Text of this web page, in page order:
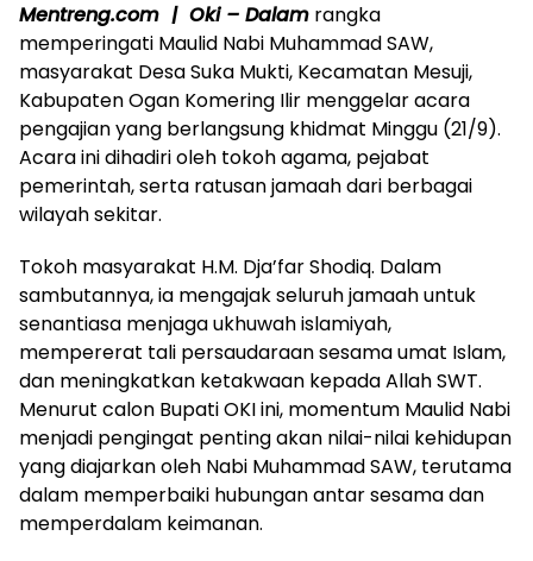
Mentreng.com | Oki – Dalam rangka
memperingati Maulid Nabi Muhammad SAW,
masyarakat Desa Suka Mukti, Kecamatan Mesuji,
Kabupaten Ogan Komering Ilir menggelar acara
pengajian yang berlangsung khidmat Minggu (21/9).
Acara ini dihadiri oleh tokoh agama, pejabat
pemerintah, serta ratusan jamaah dari berbagai
wilayah sekitar.
Tokoh masyarakat H.M. Dja’far Shodiq. Dalam
sambutannya, ia mengajak seluruh jamaah untuk
senantiasa menjaga ukhuwah islamiyah,
mempererat tali persaudaraan sesama umat Islam,
dan meningkatkan ketakwaan kepada Allah SWT.
Menurut calon Bupati OKI ini, momentum Maulid Nabi
menjadi pengingat penting akan nilai-nilai kehidupan
yang diajarkan oleh Nabi Muhammad SAW, terutama
dalam memperbaiki hubungan antar sesama dan
memperdalam keimanan.